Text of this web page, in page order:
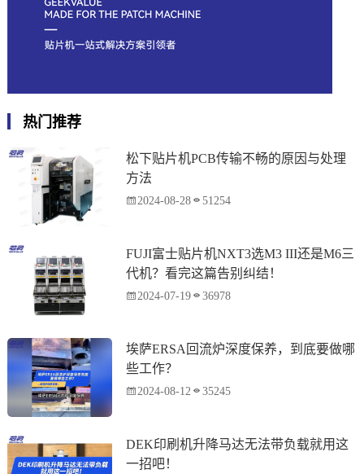
热门推荐
松下贴片机PCB传输不畅的原因与处理
方法
2024-08-28 51254
FUJI富士贴片机NXT3选M3 III还是M6三
代机？看完这篇告别纠结！
2024-07-19 36978
埃萨ERSA回流炉深度保养，到底要做哪
些工作？
2024-08-12 35245
DEK印刷机升降马达无法带负载就用这
一招吧！